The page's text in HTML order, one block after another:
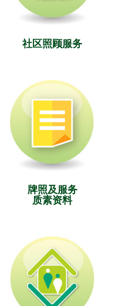
社区照顾服务
牌照及服务
质素资料